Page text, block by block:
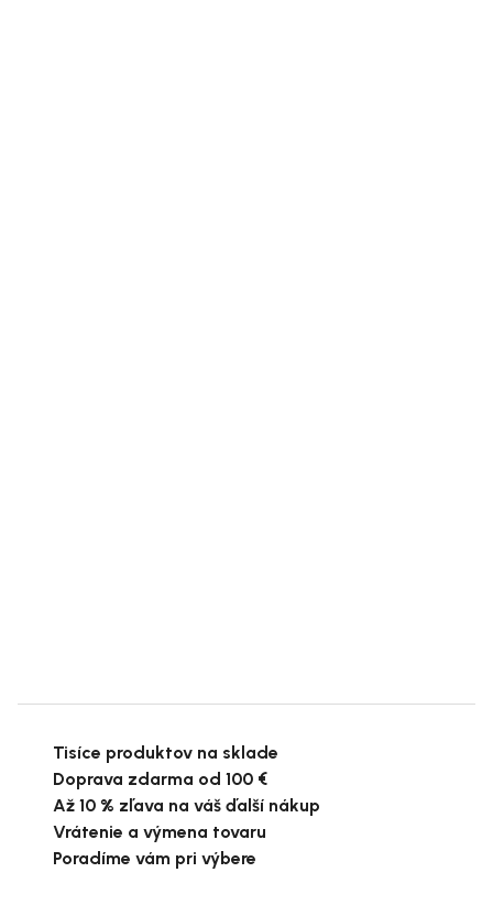
Tisíce produktov na sklade
Doprava zdarma od 100 €
Až 10 % zľava na váš ďalší nákup
Vrátenie a výmena tovaru
Poradíme vám pri výbere